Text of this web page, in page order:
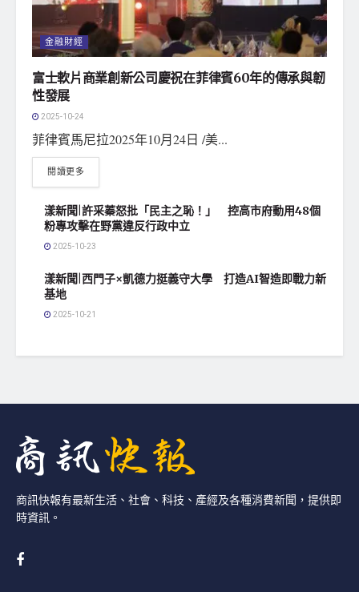
金融財經
富士軟片商業創新公司慶祝在菲律賓60年的傳承與韌
性發展
2025-10-24
菲律賓馬尼拉2025年10月24日 /美...
閱讀更多
漾新聞|許采蓁怒批「民主之恥！」 控高市府動用48個
粉專攻擊在野黨違反行政中立
2025-10-23
漾新聞|西門子×凱德力挺義守大學 打造AI智造即戰力新
基地
2025-10-21
商訊快報有最新生活、社會、科技、產經及各種消費新聞，提供即
時資訊。